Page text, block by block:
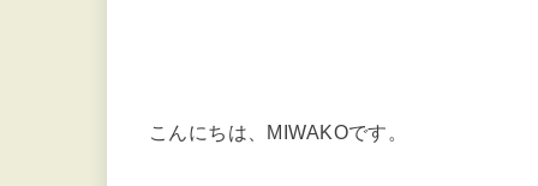
こんにちは、MIWAKOです。